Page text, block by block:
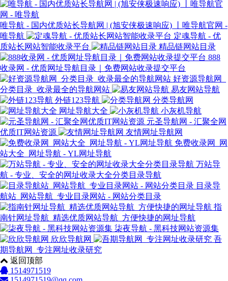
唯导航 - 国内优质站长导航网 | (旭安侠极速响应) 丨唯导航官网 -
唯导航
定魂导航 - 优
质站长网站智能收录平台
精品链网站目录
888
收录网 - 优质网址导航目录｜免费网站收录提交平台
好资源导航网_
分类目录_收录最全的导航网站
易友网站导航
外链123导航
分类导航网
网址导航大全
小灰机导航
元圣导航网 - 汇聚全网
优质IT网站资源
友情网址导航网
免费收录网_网
站大全_网址导航 - YL网址导航
万站导
航 - 专业、安全的网址收录大全分类目录导航
目录导
航站_网站导航_专业目录网站 - 网站分类目录
指
南针网址导航_精选优质网站导航_方便快捷的网址导航
柒夜导航 - 黑科技网站资源集
欣欣导航网
吾
期导航网_专注网址收录研究
返回顶部
1514971519